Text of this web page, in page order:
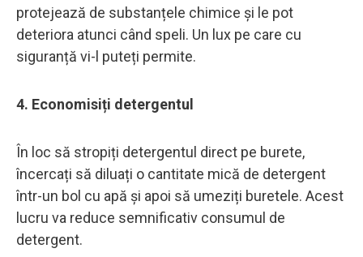
protejează de substanțele chimice și le pot
deteriora atunci când speli. Un lux pe care cu
siguranță vi-l puteți permite.
4. Economisiți detergentul
În loc să stropiți detergentul direct pe burete,
încercați să diluați o cantitate mică de detergent
într-un bol cu apă și apoi să umeziți buretele. Acest
lucru va reduce semnificativ consumul de
detergent.